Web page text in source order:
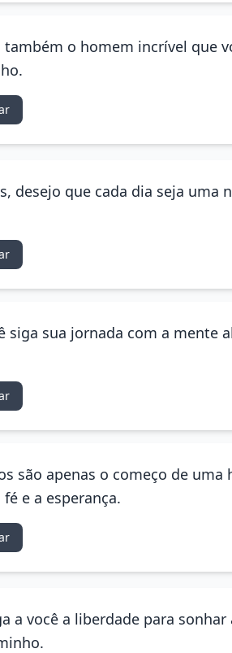
o homem incrível que
desejo que cada dia seja uma
siga sua jornada com a mente
são apenas o começo de
e a esperança.
a você a liberdade para